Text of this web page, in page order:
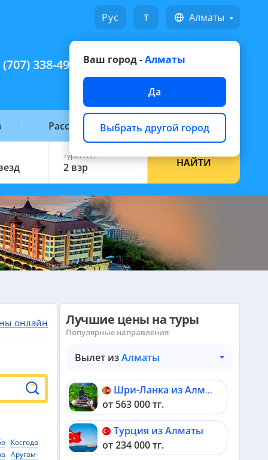
Русский ₸ Алматы
Ваш город -Алматы
Да
Выбрать другой город
(707) 338-49-49 Написать на WhatsApp
Рассылка горящих
туристов:
2 взр НАЙТИ
онлайн
Косгода
Аругам-
Лучшие цены на туры
Популярные направления
Вылет изАлматы
Шри-Ланка из Алматы
от 563 000 тг.
Турция из Алматы
от 234 000 тг.